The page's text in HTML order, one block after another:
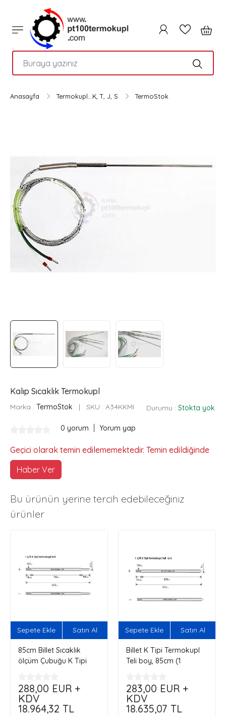
Anasayfa Termokupl...K, T, J, S TermoStok
Kalıp Sıcaklık Termokupl
Marka : TermoStok | SKU : A34KKMI Durumu : Stokta yok
0 yorum Yorum yap
Geçici olarak temin edilememektedir. Temin edildiğinde
Haber Ver
Bu ürünün yerine tercih edebileceğiniz
ürünler
85cm Billet Sıcaklık
ölçüm Çubuğu K Tipi
288,00 EUR +
KDV
18.964,32 TL
Sepete Ekle Satın Al
Billet K Tipi Termokupl
Teli boy, 85cm (1
283,00 EUR +
KDV
18.635,07 TL
Sepete Ekle Satın Al